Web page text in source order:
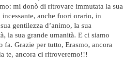
mi donò di ritrovare immutata la sua
anche fuori orario, in
gentilezza d’animo, la sua
la sua grande umanità. E ci siamo
Grazie per tutto, Erasmo, ancora
te, ancora ci ritroveremo!!!